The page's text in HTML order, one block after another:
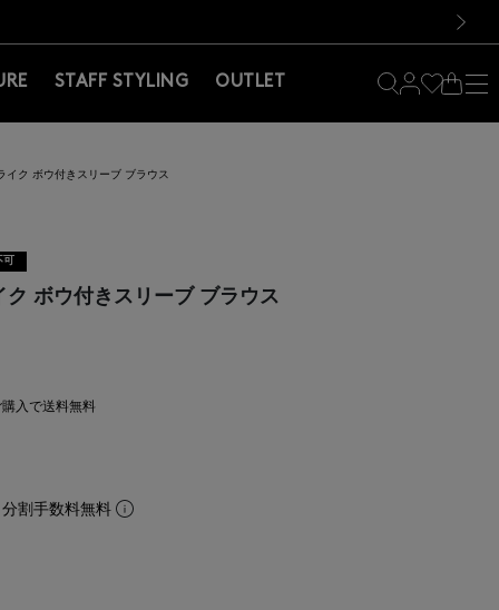
STAFF STYLING OUTLET
イク ボウ付きスリーブ ブラウス
ボウ付きスリーブ ブラウス
入で送料無料
割手数料無料